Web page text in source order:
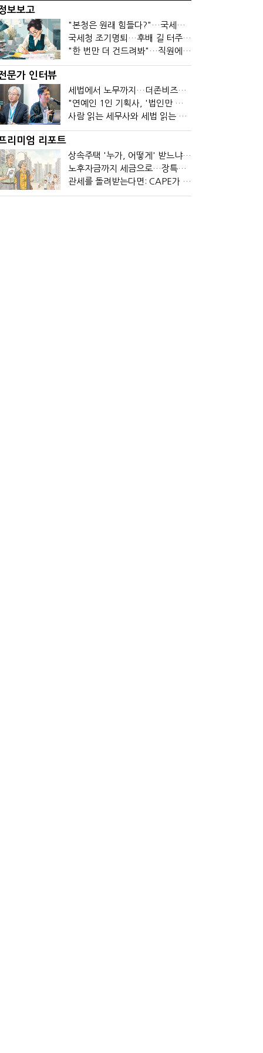
보보고
"본청은 원래 힘들다?"…국세청 직원들이 떠나는 이유
국세청 조기명퇴…후배 길 터주기? 선배 밀어내기?
"한 번만 더 건드려봐"…직원에 폭발한 관세청장, 왜?
문가 인터뷰
세법에서 노무까지…더존비즈온 AI 목표는 '전문가의 시간'
"연예인 1인 기획사, '법인만 세우면 절세' 시대 끝났다"
사람 읽는 세무사와 세법 읽는 회계사가 만나면?
리미엄 리포트
상속주택 '누가, 어떻게' 받느냐에 따라 세금이 달라진다
노후자금까지 세금으로…장특공제 폐지가 부를 조세의 역설
관세를 돌려받는다면: CAPE가 바꾼 기업의 현금흐름